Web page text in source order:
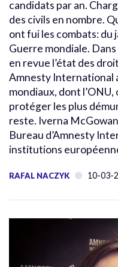
candidats par an.
des civils en nombre.
ont fui les combats: du
Guerre mondiale.
en revue l’état des
Amnesty International
mondiaux, dont
protéger les plus
reste. Iverna
Bureau d’Amnesty
institutions
RAFAL NACZYK 10-03-